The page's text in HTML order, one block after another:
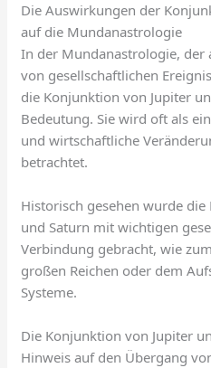
Die Auswirkungen der
auf die Mundanastrologie
In der Mundanastrologie, der
von gesellschaftlichen
die Konjunktion von Jupiter
Bedeutung. Sie wird oft als
und wirtschaftliche
betrachtet.
Historisch gesehen wurde
und Saturn mit wichtigen
Verbindung gebracht, wie
großen Reichen oder dem
Systeme.
Die Konjunktion von Jupiter
Hinweis auf den Übergang